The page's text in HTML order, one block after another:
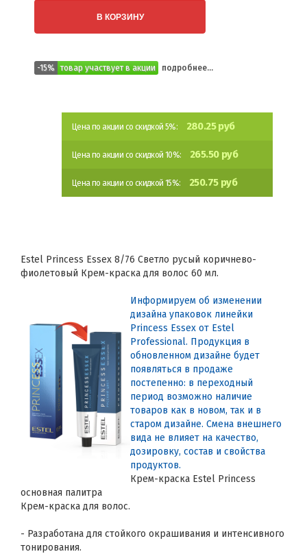
В КОРЗИНУ
-15% товар участвует в акции подробнее...
Цена по акции со скидкой 5%: 280.25 руб
Цена по акции со скидкой 10%: 265.50 руб
Цена по акции со скидкой 15%: 250.75 руб
Estel Princess Essex 8/76 Светло русый коричнево-
фиолетовый Крем-краска для волос 60 мл.
Информируем об изменении
дизайна упаковок линейки
Princess Essex от Estel
Professional. Продукция в
обновленном дизайне будет
появляться в продаже
постепенно: в переходный
период возможно наличие
товаров как в новом, так и в
старом дизайне. Смена внешнего
вида не влияет на качество,
дозировку, состав и свойства
продуктов.
Крем-краска Estel Princess
основная палитра
Крем-краска для волос.
- Разработана для стойкого окрашивания и интенсивного
тонирования.